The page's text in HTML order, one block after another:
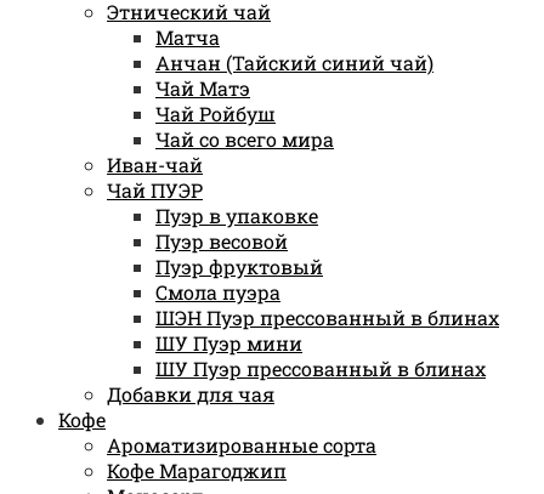
Этнический чай
Матча
Анчан (Тайский синий чай)
Чай Матэ
Чай Ройбуш
Чай со всего мира
Иван-чай
Чай ПУЭР
Пуэр в упаковке
Пуэр весовой
Пуэр фруктовый
Смола пуэра
ШЭН Пуэр прессованный в блинах
ШУ Пуэр мини
ШУ Пуэр прессованный в блинах
Добавки для чая
Кофе
Ароматизированные сорта
Кофе Марагоджип